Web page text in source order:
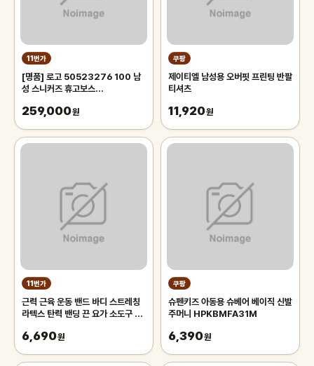
11번가
[명품] 로고 50523276 100 남
성 스니커즈 휴고보스
259,000원
쿠팡
제이티엘 남성용 오버핏 프린팅 반팔
티셔츠
11,920원
11번가
근력 근육 운동 밴드 바디 스트레칭
라텍스 탄력 밴딩 끈 요가 소도구 필
6,690원
쿠팡
슈펜키즈 아동용 슈베어 베이직 신발
주머니 HPKBMFA31M
6,390원